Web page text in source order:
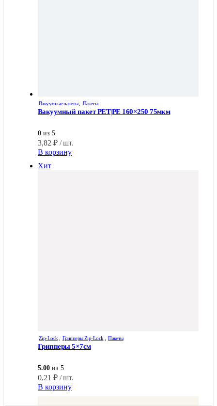
Вакуумные пакеты Пакеты
Вакуумный пакет PET|PE 160×250 75мкм
0 из 5
3,82 ₽ / шт.
В корзину
Хит
Zip-Lock Грипперы Zip-Lock Пакеты
Грипперы 5×7см
5.00 из 5
0,21 ₽ / шт.
В корзину